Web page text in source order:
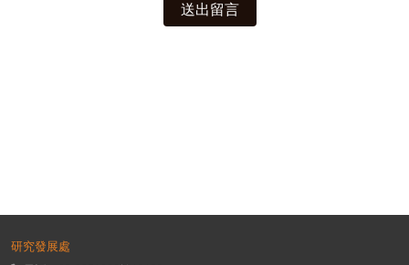
送出留言
研究發展處